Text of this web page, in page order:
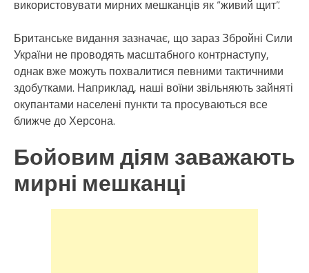
використовувати мирних мешканців як “живий щит”.
Британське видання зазначає, що зараз Збройні Сили
України не проводять масштабного контрнаступу,
однак вже можуть похвалитися певними тактичними
здобутками. Наприклад, наші воїни звільняють зайняті
окупантами населені пункти та просуваються все
ближче до Херсона.
Бойовим діям заважають
мирні мешканці